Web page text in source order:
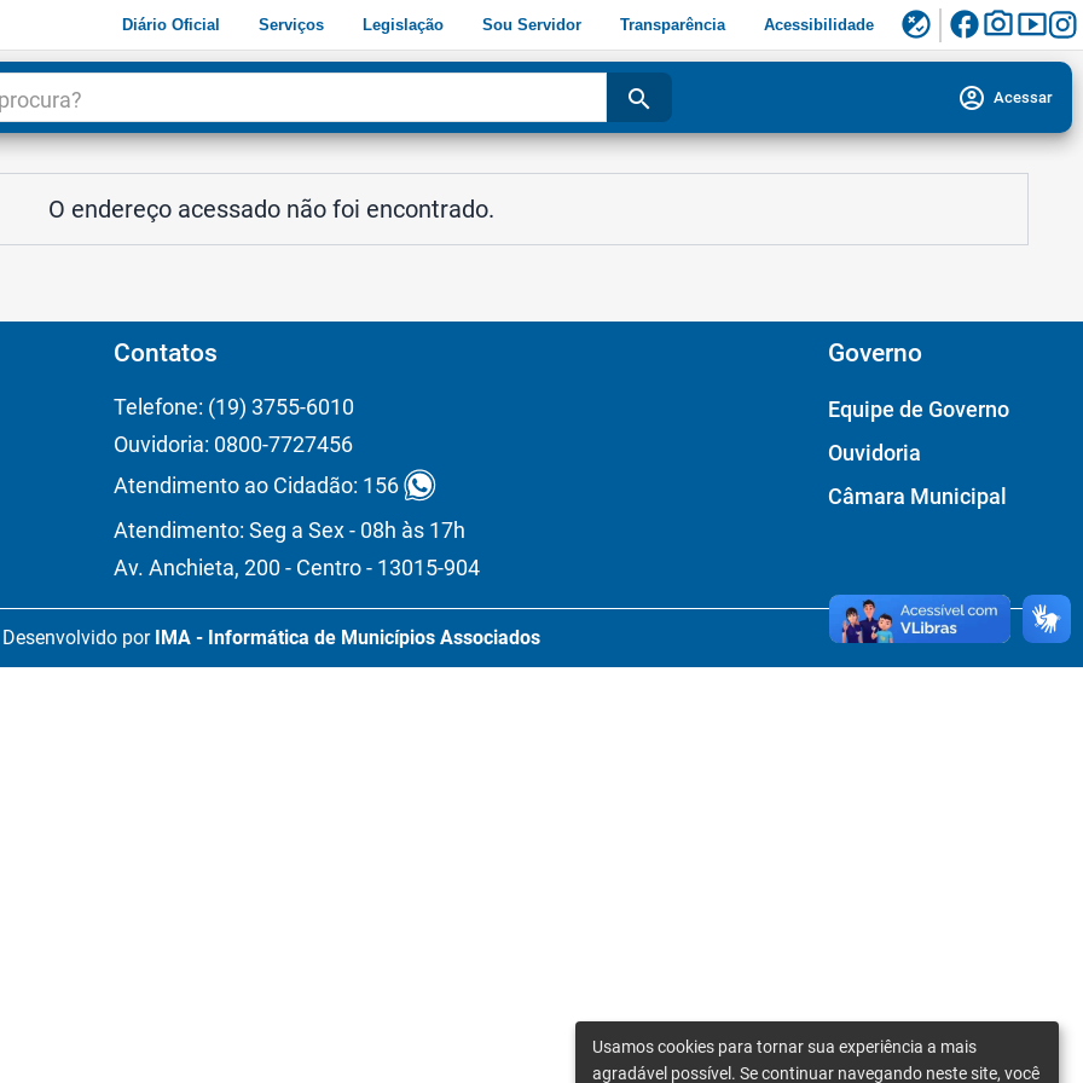
Diário Oficial Serviços Legislação Sou Servidor Transparência Acessibilidade flaky facebookphoto_camerasmart_display
search account_circle Acessar
O endereço acessado não foi encontrado.
Contatos
Telefone: (19) 3755-6010
Ouvidoria: 0800-7727456
Atendimento ao Cidadão: 156
Atendimento: Seg a Sex - 08h às 17h
Av. Anchieta, 200 - Centro - 13015-904
Governo
Equipe de Governo
Ouvidoria
Câmara Municipal
Desenvolvido por IMA - Informática de Municípios Associados
Usamos cookies para tornar sua experiência a mais
agradável possível. Se continuar navegando neste site, você